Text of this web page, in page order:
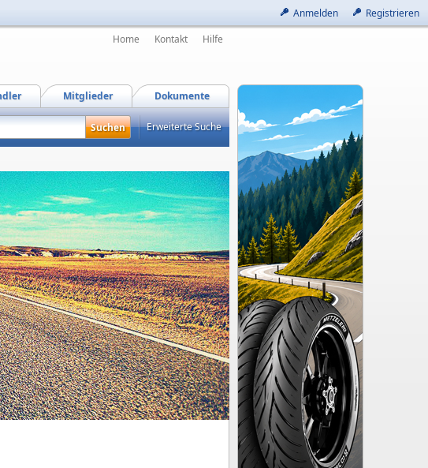
Anmelden Registrieren
Home Kontakt Hilfe
Dokumente
Mitglieder
Erweiterte Suche